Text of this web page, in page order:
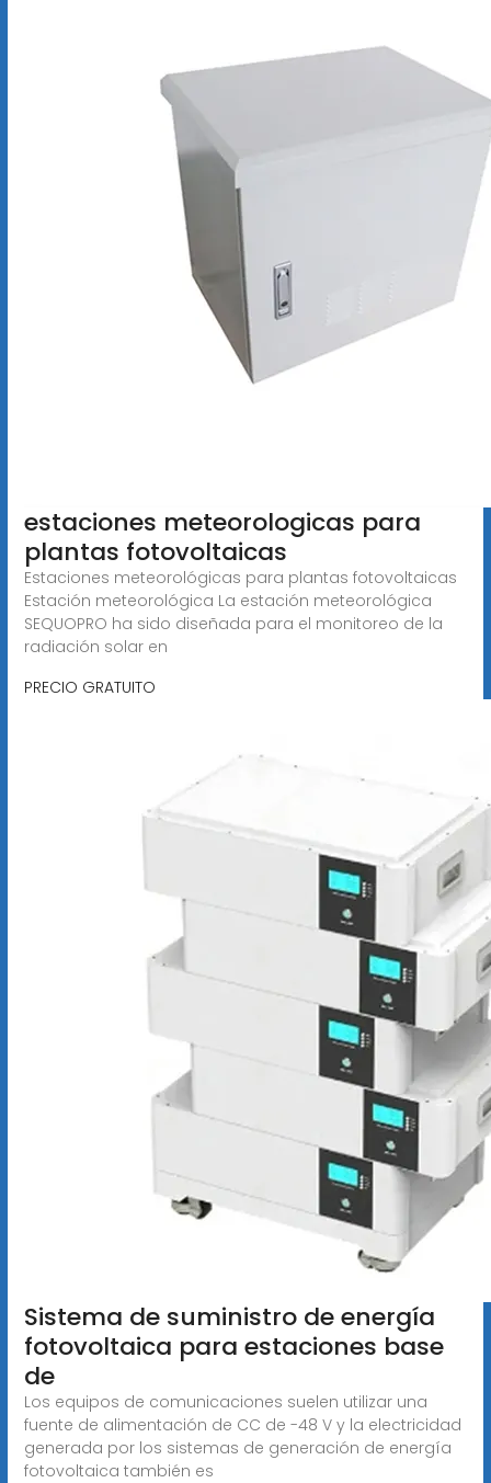
estaciones meteorologicas para
plantas fotovoltaicas
Estaciones meteorológicas para plantas fotovoltaicas
Estación meteorológica La estación meteorológica
SEQUOPRO ha sido diseñada para el monitoreo de la
radiación solar en
PRECIO GRATUITO
Sistema de suministro de energía
fotovoltaica para estaciones base
de
Los equipos de comunicaciones suelen utilizar una
fuente de alimentación de CC de -48 V y la electricidad
generada por los sistemas de generación de energía
fotovoltaica también es